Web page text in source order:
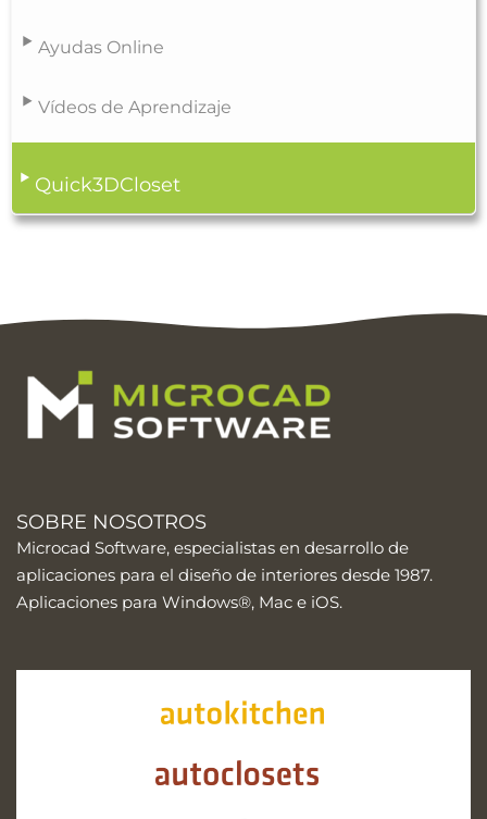
Ayudas Online
Vídeos de Aprendizaje
Quick3DCloset
SOBRE NOSOTROS
Microcad Software, especialistas en desarrollo de
aplicaciones para el diseño de interiores desde 1987.
Aplicaciones para Windows®, Mac e iOS.